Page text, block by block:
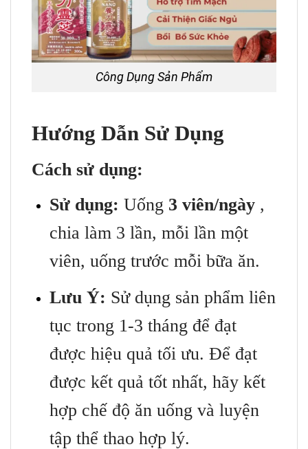
Công Dụng Sản Phẩm
Hướng Dẫn Sử Dụng
Cách sử dụng:
Sử dụng: Uống 3 viên/ngày ,
chia làm 3 lần, mỗi lần một
viên, uống trước mỗi bữa ăn.
Lưu Ý: Sử dụng sản phẩm liên
tục trong 1-3 tháng để đạt
được hiệu quả tối ưu. Để đạt
được kết quả tốt nhất, hãy kết
hợp chế độ ăn uống và luyện
tập thể thao hợp lý.